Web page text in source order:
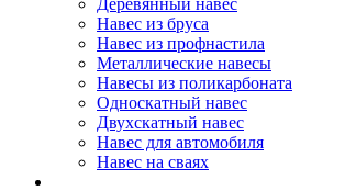
Деревянный навес
Навес из бруса
Навес из профнастила
Металлические навесы
Навесы из поликарбоната
Односкатный навес
Двухскатный навес
Навес для автомобиля
Навес на сваях